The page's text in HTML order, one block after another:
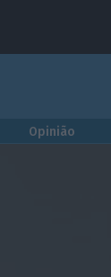
Opinião